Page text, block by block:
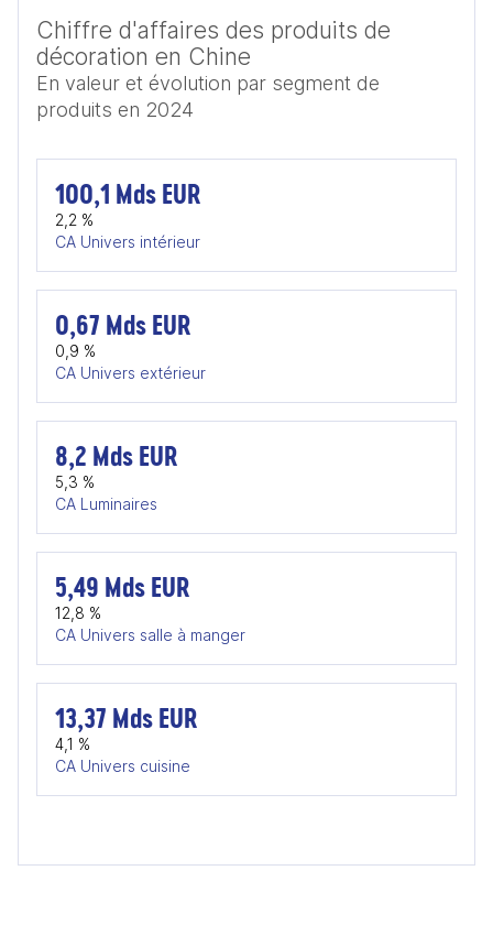
Chiffre d'affaires des produits de
décoration en Chine
En valeur et évolution par segment de
produits en 2024
100,1 Mds EUR
2,2 %
CA Univers intérieur
0,67 Mds EUR
0,9 %
CA Univers extérieur
8,2 Mds EUR
5,3 %
CA Luminaires
5,49 Mds EUR
12,8 %
CA Univers salle à manger
13,37 Mds EUR
4,1 %
CA Univers cuisine